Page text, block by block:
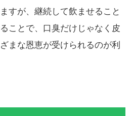
すが、継続して飲ませること
ことで、口臭だけじゃなく皮
まな恩恵が受けられるのが利